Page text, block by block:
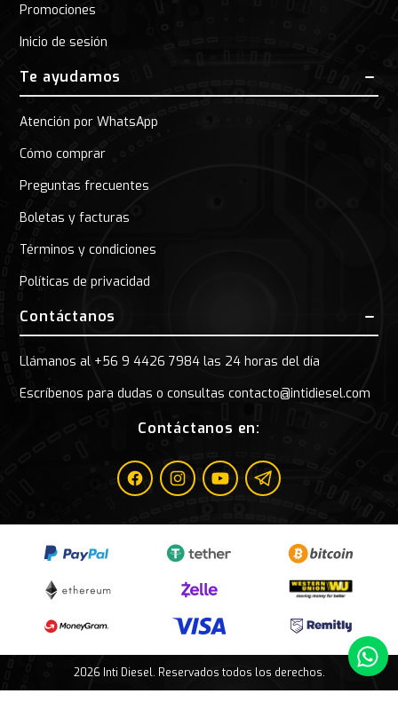
Promociones
Inicio de sesión
Te ayudamos
Atención por WhatsApp
Cómo comprar
Preguntas frecuentes
Boletas y facturas
Términos y condiciones
Políticas de privacidad
Contáctanos
Llámanos al +56 9 4426 7984 las 24 horas del día
Escríbenos para dudas o consultas contacto@intidiesel.com
Contáctanos en:
FacebookInstagramYoutubeTelegram
2026 Inti Diesel. Reservados todos los derechos.